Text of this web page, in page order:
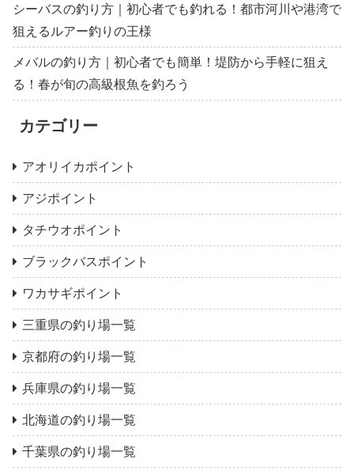
シーバスの釣り方｜初心者でも釣れる！都市河川や港湾で
狙えるルアー釣りの王様
メバルの釣り方｜初心者でも簡単！堤防から手軽に狙え
る！春が旬の高級根魚を釣ろう
カテゴリー
アオリイカポイント
アジポイント
タチウオポイント
ブラックバスポイント
ワカサギポイント
三重県の釣り場一覧
京都府の釣り場一覧
兵庫県の釣り場一覧
北海道の釣り場一覧
千葉県の釣り場一覧